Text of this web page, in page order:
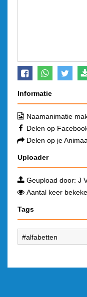
Informatie
Naamanimatie
Delen op
Delen op je
Uploader
Geupload door: J
Aantal keer
Tags
alfabetten